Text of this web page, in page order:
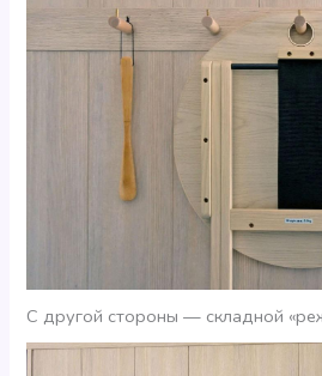
С другой стороны — складной